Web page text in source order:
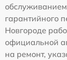
гарантийного
Новгороде
официальной
на ремонт,